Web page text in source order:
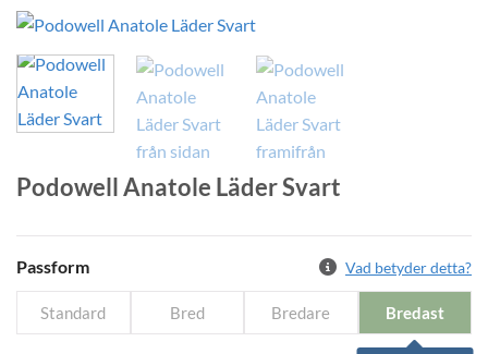
Podowell Anatole Läder Svart
Passform Vad betyder detta?
Standard Bred Bredare Bredast